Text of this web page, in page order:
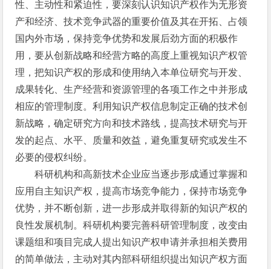
性、主动性和紧迫性，要深刻认识知识产权作为无形资
产和经济、技术竞争武器的重要价值及其在开拓、占领
国内外市场，保持竞争优势和发展后劲方面的积极作
用，要从创新战略和经营方略的高度上重视知识产权管
理，把知识产权的形成和使用纳入本单位研究与开发、
成果转化、生产经营和资源管理的各项工作之中并形成
相应的管理制度。利用知识产权信息制定正确的技术创
新战略，确定研究方向和技术路线，提高技术研究与开
发的起点、水平、质量和效益，避免重复研究或发生不
必要的侵权纠纷。
科研机构和高新技术企业应当逐步形成通过掌握和
应用自主知识产权，提高市场竞争能力，保持市场竞争
优势，并不断创新，进一步形成并取得新的知识产权的
良性发展机制。科研机构要完善科研管理制度，改变由
课题组和项目完成人提出知识产权申请并承担相关费用
的简单做法，主动对其内部科研组织提出知识产权方面